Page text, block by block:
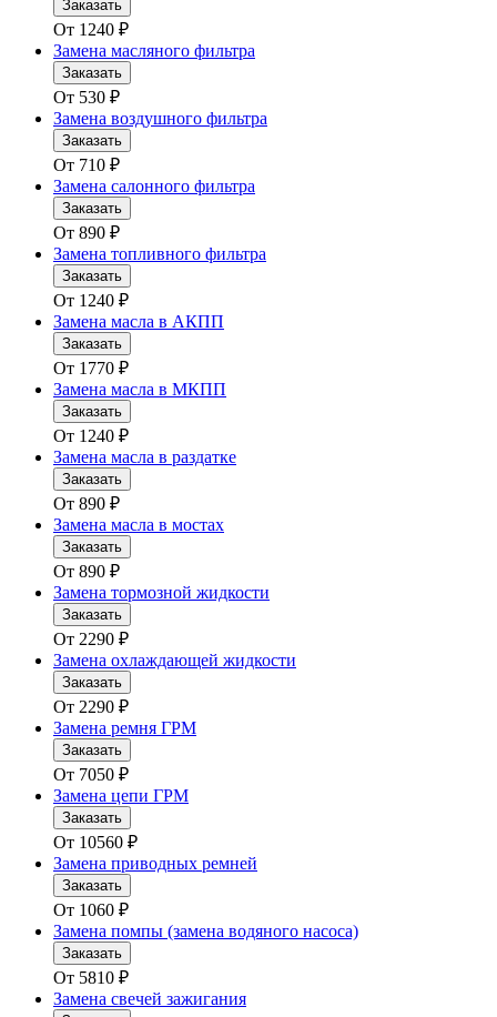
Заказать
От 1240 ₽
Замена масляного фильтра
Заказать
От 530 ₽
Замена воздушного фильтра
Заказать
От 710 ₽
Замена салонного фильтра
Заказать
От 890 ₽
Замена топливного фильтра
Заказать
От 1240 ₽
Замена масла в АКПП
Заказать
От 1770 ₽
Замена масла в МКПП
Заказать
От 1240 ₽
Замена масла в раздатке
Заказать
От 890 ₽
Замена масла в мостах
Заказать
От 890 ₽
Замена тормозной жидкости
Заказать
От 2290 ₽
Замена охлаждающей жидкости
Заказать
От 2290 ₽
Замена ремня ГРМ
Заказать
От 7050 ₽
Замена цепи ГРМ
Заказать
От 10560 ₽
Замена приводных ремней
Заказать
От 1060 ₽
Замена помпы (замена водяного насоса)
Заказать
От 5810 ₽
Замена свечей зажигания